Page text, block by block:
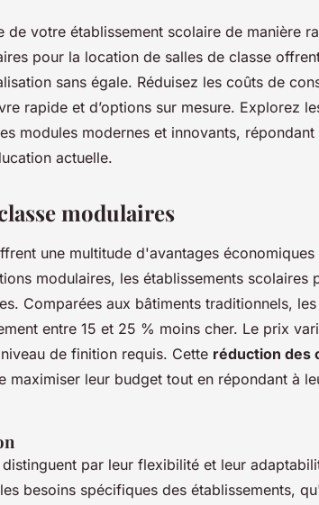
de votre établissement scolaire de manière
pour la location de salles de classe
sans égale. Réduisez les coûts de
rapide et d’options sur mesure. Explorez
modules modernes et innovants, répondant
actuelle.
modulaires
une multitude d'avantages économiques
modulaires, les établissements scolaires
Comparées aux bâtiments traditionnels,
entre 15 et 25 % moins cher. Le prix
de finition requis. Cette réduction des
maximiser leur budget tout en répondant à
par leur flexibilité et leur
besoins spécifiques des établissements,